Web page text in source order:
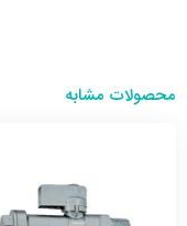
محصولات مشابه